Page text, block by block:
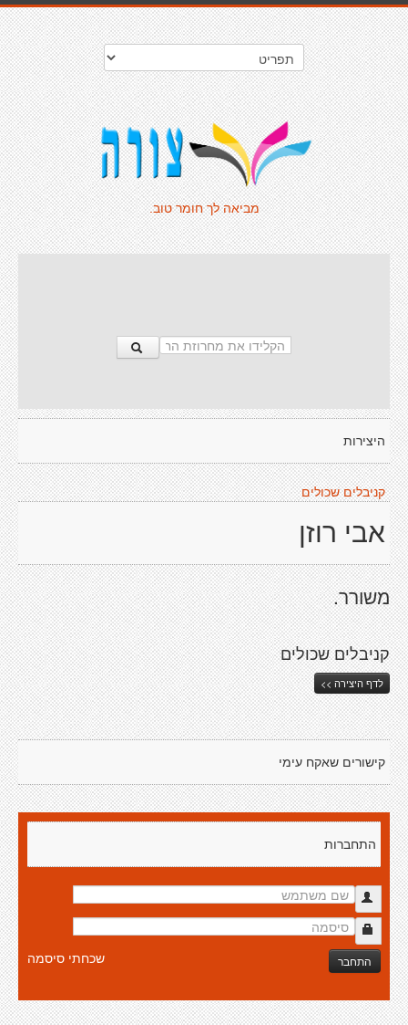
מביאה לך חומר טוב.
היצירות
קניבלים שכולים
אבי רוזן
משורר.
קניבלים שכולים
לדף היצירה >>
קישורים שאקח עימי
התחברות
התחבר שכחתי סיסמה